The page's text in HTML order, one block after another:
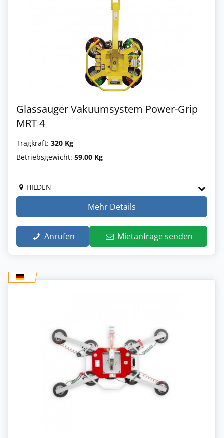
Glassauger Vakuumsystem Power-Grip
MRT 4
Tragkraft: 320 Kg
Betriebsgewicht: 59.00 Kg
HILDEN
Mehr Details
Anrufen Mietanfrage senden